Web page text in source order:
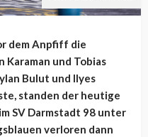
dem Anpfiff die
und Tobias
Bulut und Ilyes
standen der heutige
SV Darmstadt 98 unter
verloren dann